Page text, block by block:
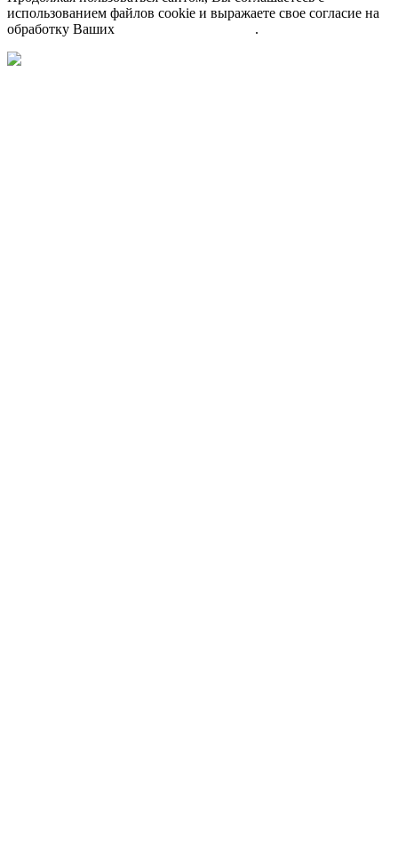
использованием файлов cookie и выражаете свое согласие на
обработку Ваших
.